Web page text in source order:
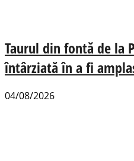
Taurul din fontă de la
întârziată în a fi
04/08/2026